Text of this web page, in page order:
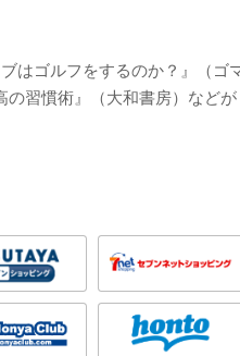
はゴルフをするのか？』（ゴ
習慣術』（大和書房）などが